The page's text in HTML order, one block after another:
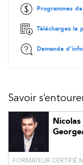
l'entreprise.
Contenu
Introduction à
Création de requêtes
Sélection de mots-
appropriée selon
Edge).
Optimisation des
Programmes
Téléchargez le
Demande
Savoir
Nicolas
FORMATEUR CERTIFIÉ